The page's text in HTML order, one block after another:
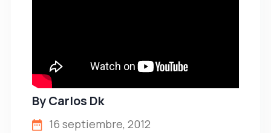
ByCarlos Dk
16 septiembre, 2012